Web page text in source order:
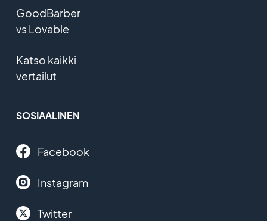
GoodBarber
vs Lovable
Katso kaikki
vertailut
SOSIAALINEN
Facebook
Instagram
Twitter